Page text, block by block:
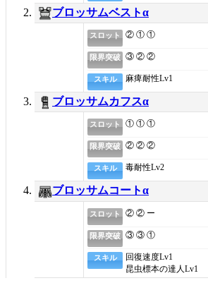
ブロッサムベストα
スロット ② ① ①
限界突破 ③ ② ②
スキル 麻痺耐性Lv1
ブロッサムカフスα
スロット ① ① ①
限界突破 ② ② ②
スキル 毒耐性Lv2
ブロッサムコートα
スロット ② ② ー
限界突破 ③ ③ ①
スキル 回復速度Lv1
昆虫標本の達人 Lv1